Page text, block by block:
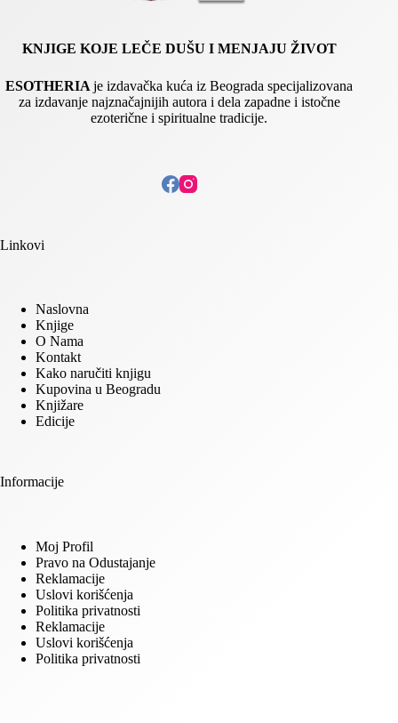
KNJIGE KOJE LEČE DUŠU I MENJAJU ŽIVOT
ESOTHERIAje izdavačka kuća iz Beograda specijalizovana
za izdavanje najznačajnijih autora i dela zapadne i istočne
ezoterične i spiritualne tradicije.
Linkovi
Naslovna
Knjige
O Nama
Kontakt
Kako naručiti knjigu
Kupovina u Beogradu
Knjižare
Edicije
Informacije
Moj Profil
Pravo na Odustajanje
Reklamacije
Uslovi korišćenja
Politika privatnosti
Reklamacije
Uslovi korišćenja
Politika privatnosti